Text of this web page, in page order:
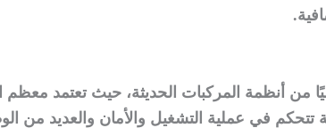
من أنظمة المركبات الحديثة، حيث تعتمد معظم
تتحكم في عملية التشغيل والأمان والعديد من